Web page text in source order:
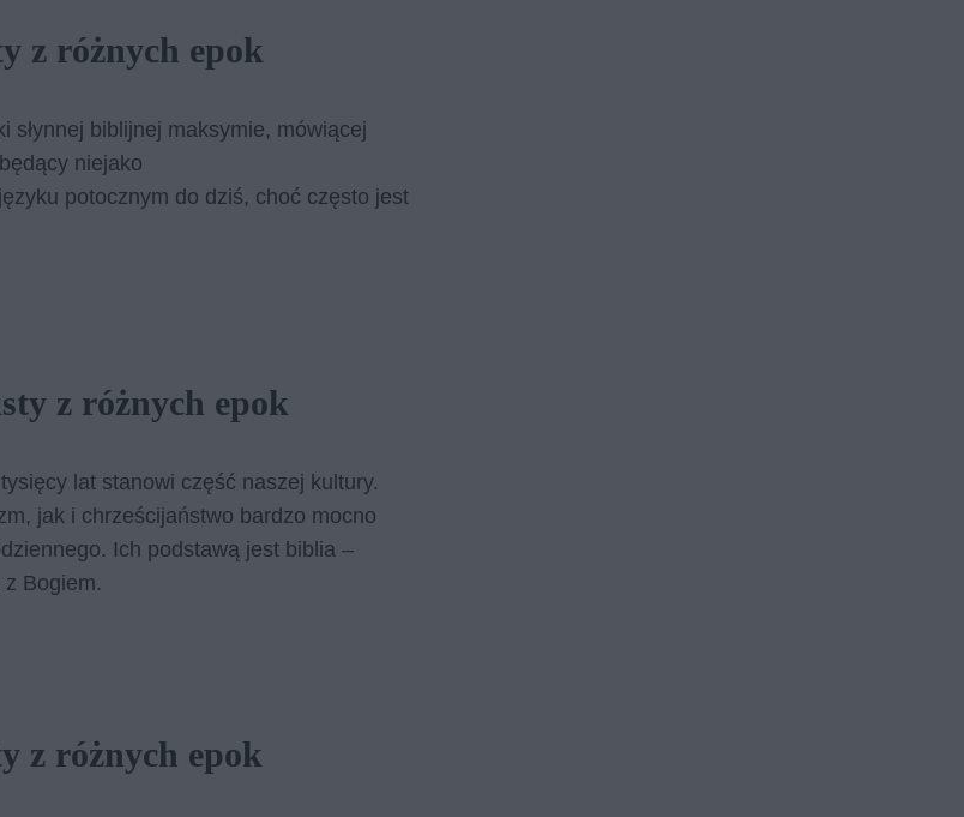
z różnych epok
słynnej biblijnej maksymie, mówiącej
niejako
potocznym do dziś, choć często jest
z różnych epok
lat stanowi część naszej kultury.
jak i chrześcijaństwo bardzo mocno
Ich podstawą jest biblia –
z Bogiem.
z różnych epok